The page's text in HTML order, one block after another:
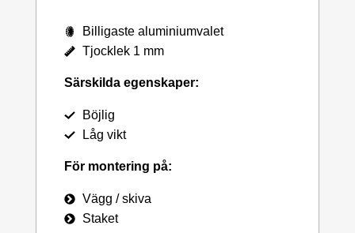
Billigaste aluminiumvalet
Tjocklek 1 mm
Särskilda egenskaper:
Böjlig
Låg vikt
För montering på:
Vägg / skiva
Staket